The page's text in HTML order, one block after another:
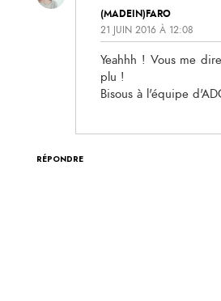
(MADEIN)FARO
21 JUIN 2016 À 12:08
Yeahhh ! Vous me
plu !
Bisous à l'équipe
RÉPONDRE